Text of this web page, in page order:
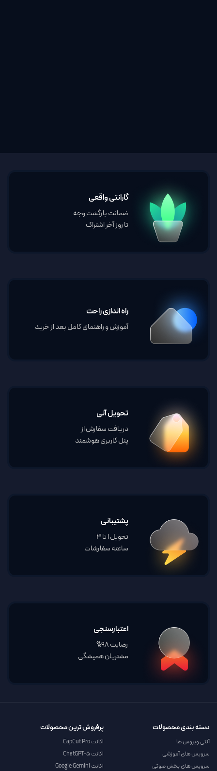
گارانتی واقعی
ضمانت بازگشت وجه
تا روز آخر اشتراک
راه اندازی راحت
آموزش و راهنمای کامل بعد از خرید
تحویل آنی
دریافت سفارش از
پنل کاربری هوشمند
پشتیبانی
تحویل 1 تا 3
ساعته سفارشات
اعتبارسنجی
رضایت 98%
مشتریان همیشگی
دسته بندی محصولات
آنتی ویروس ها
سرویس های آموزشی
سرویس های پخش صوتی
پرفروش ترین محصولات
اکانت CapCut Pro
اکانت ChatGPT-5
اکانت Google Gemini